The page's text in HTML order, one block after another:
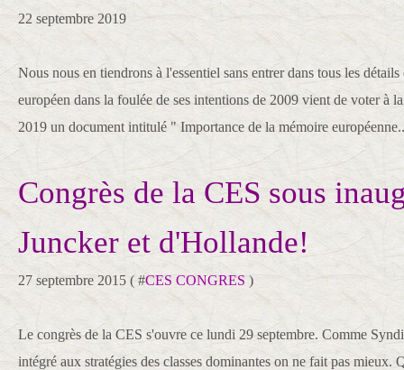
22 septembre 2019
Nous nous en tiendrons à l'essentiel sans entrer dans tous les
européen dans la foulée de ses intentions de 2009 vient de voter à
2019 un document intitulé " Importance de la mémoire
Congrès de la CES sous
Juncker et d'Hollande!
27 septembre 2015 ( #CES CONGRES )
Le congrès de la CES s'ouvre ce lundi 29 septembre. Comme
intégré aux stratégies des classes dominantes on ne fait pas mieux.